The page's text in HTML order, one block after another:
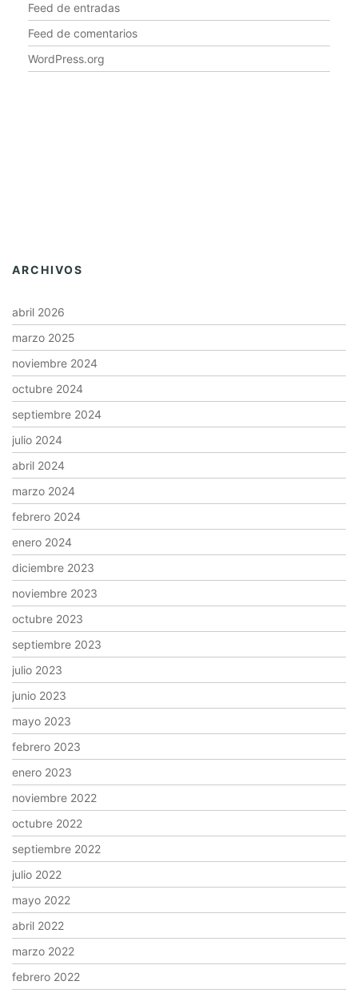
Feed de entradas
Feed de comentarios
WordPress.org
ARCHIVOS
abril 2026
marzo 2025
noviembre 2024
octubre 2024
septiembre 2024
julio 2024
abril 2024
marzo 2024
febrero 2024
enero 2024
diciembre 2023
noviembre 2023
octubre 2023
septiembre 2023
julio 2023
junio 2023
mayo 2023
febrero 2023
enero 2023
noviembre 2022
octubre 2022
septiembre 2022
julio 2022
mayo 2022
abril 2022
marzo 2022
febrero 2022